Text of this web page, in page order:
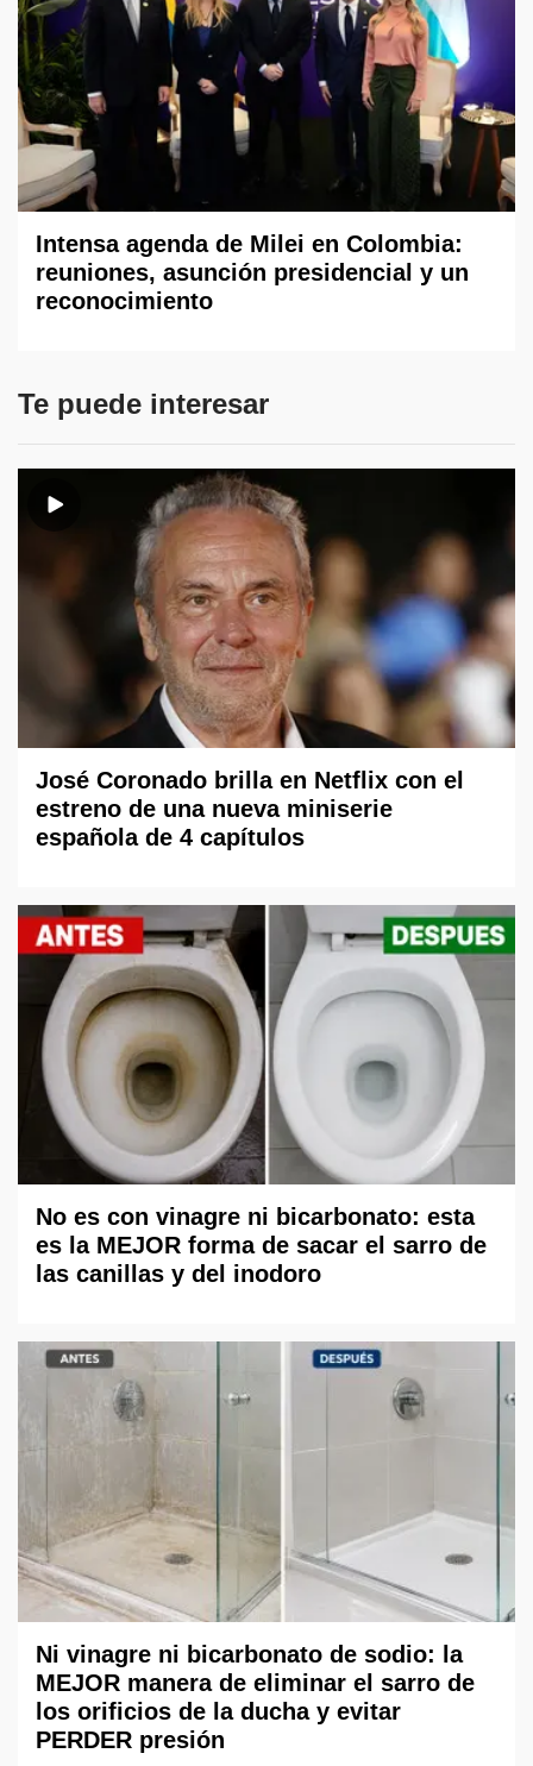
Intensa agenda de Milei en Colombia:
reuniones, asunción presidencial y un
reconocimiento
Te puede interesar
José Coronado brilla en Netflix con el
estreno de una nueva miniserie
española de 4 capítulos
No es con vinagre ni bicarbonato: esta
es la MEJOR forma de sacar el sarro de
las canillas y del inodoro
Ni vinagre ni bicarbonato de sodio: la
MEJOR manera de eliminar el sarro de
los orificios de la ducha y evitar
PERDER presión